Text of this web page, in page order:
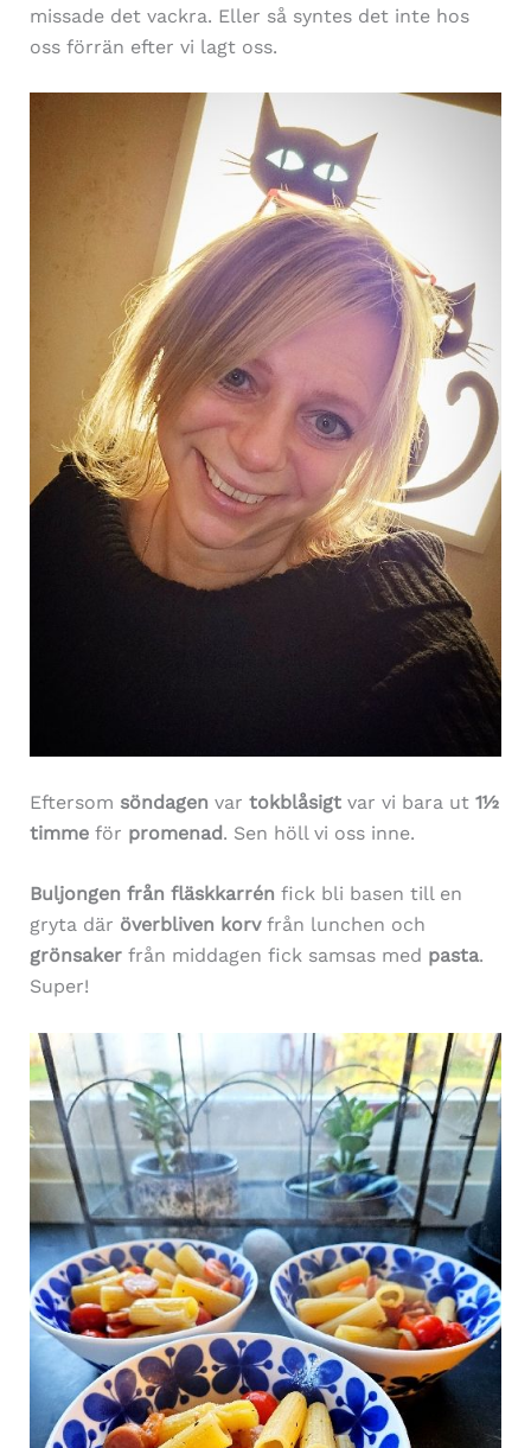
missade det vackra. Eller så syntes det inte hos
oss förrän efter vi lagt oss.
Eftersom söndagen var tokblåsigtvar vi bara ut 1½
timmeför promenad. Sen höll vi oss inne.
Buljongen från fläskkarrén fick bli basen till en
gryta där överbliven korvfrån lunchen och
grönsakerfrån middagen fick samsas med pasta.
Super!